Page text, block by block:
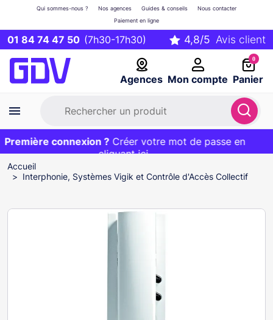
01 84 74 47 50 (7h30-17h30)
Agences Mon compte
Qui sommes-nous ? Nos agences Guides & conseils
Nous contacter
Paiement en ligne
0
Panier
Première commande ?20€ OFFERT sur votre panier
et livraison 24/48h gratuite avec le codeBIENVENUE
connexion ? Créer votre mot de passe en
cliquant ici
EXCLU WEB :
Accueil
Interphonie, Systèmes Vigik et Contrôle d'Accès Collectif